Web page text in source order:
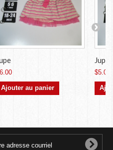
Ajouter au panier
Jupe
$5.00